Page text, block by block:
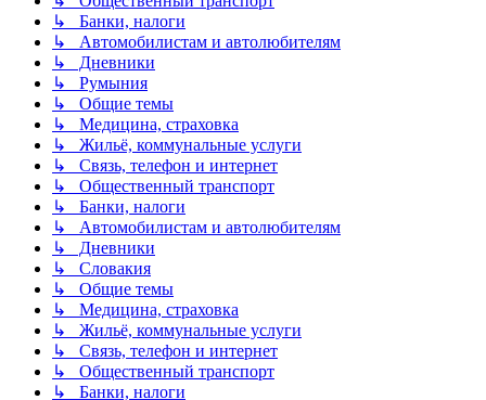
↳ Банки, налоги
↳ Автомобилистам и автолюбителям
↳ Дневники
↳ Румыния
↳ Общие темы
↳ Медицина, страховка
↳ Жильё, коммунальные услуги
↳ Связь, телефон и интернет
↳ Общественный транспорт
↳ Банки, налоги
↳ Автомобилистам и автолюбителям
↳ Дневники
↳ Словакия
↳ Общие темы
↳ Медицина, страховка
↳ Жильё, коммунальные услуги
↳ Связь, телефон и интернет
↳ Общественный транспорт
↳ Банки, налоги